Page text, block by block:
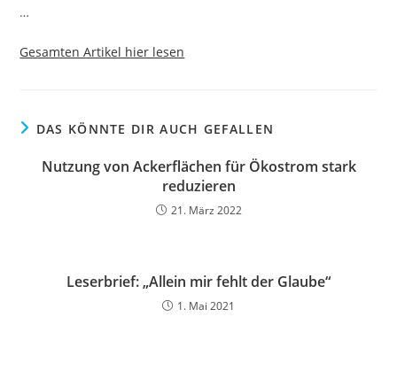
…
Gesamten Artikel hier lesen
DAS KÖNNTE DIR AUCH GEFALLEN
Nutzung von Ackerflächen für Ökostrom stark
reduzieren
21. März 2022
Leserbrief: „Allein mir fehlt der Glaube“
1. Mai 2021